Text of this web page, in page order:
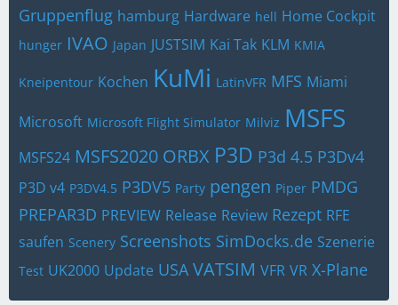
Gruppenflug hamburg Hardware hell Home Cockpit
hunger IVAO Japan JUSTSIM Kai Tak KLM KMIA
Kneipentour Kochen KuMi LatinVFR MFS Miami
Microsoft Microsoft Flight Simulator Milviz MSFS
MSFS24 MSFS2020 ORBX P3D P3d 4.5 P3Dv4
P3D v4 P3DV4.5 P3DV5 Party pengen Piper PMDG
PREPAR3D PREVIEW Release Review Rezept RFE
saufen Scenery Screenshots SimDocks.de Szenerie
Test UK2000 Update USA VATSIM VFR VR X-Plane